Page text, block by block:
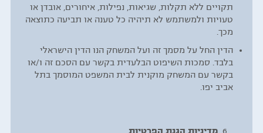
תקויים ללא תקלות, שגיאות, נפילות, איחורים, אובדן או
טעויות ולמשתמש לא תיהיה כל טענה או תביעה כתוצאה
מכך.
הדין החל על מסמך זה ועל המשחק הנו הדין הישראלי
בלבד. סמכות השיפוט הבלעדית בקשר עם הסכם זה ו/או
בקשר עם המשחק מוקנית לבית המשפט המוסמך בתל
אביב יפו.
מדיניות הגנת הפרטיות